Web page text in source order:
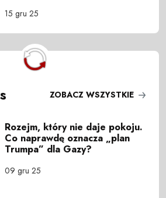
15 gru 25
ZOBACZ WSZYSTKIE
Rozejm, który nie daje pokoju.
Co naprawdę oznacza „plan
Trumpa” dla Gazy?
09 gru 25